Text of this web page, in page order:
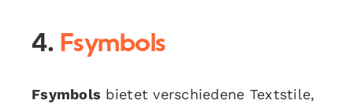
4. Fsymbols
Fsymbols bietet verschiedene Textstile,